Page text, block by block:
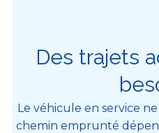
Des trajets
Le véhicule en service
chemin emprunté